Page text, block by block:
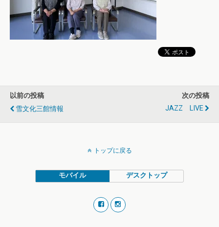
以前の投稿
雪文化三館情報
次の投稿
JAZZ LIVE
トップに戻る
モバイル デスクトップ